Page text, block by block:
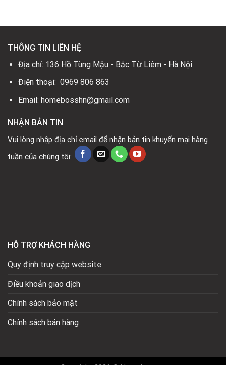
THÔNG TIN LIÊN HỆ
Địa chỉ: 136 Hồ Tùng Mậu - Bắc Từ Liêm - Hà Nội
Điện thoại: 0969 806 863
Email: homebosshn@gmail.com
NHẬN BẢN TIN
Vui lòng nhập địa chỉ email để nhận bản tin khuyến mại hàng
tuần của chúng tôi:
HỖ TRỢ KHÁCH HÀNG
Quy định truy cập website
Điều khoản giao dịch
Chính sách bảo mật
Chính sách bán hàng